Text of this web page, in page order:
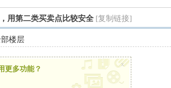
索
› 用第二类买卖点比较安全 [复制链接]
楼层
更多功能？
x